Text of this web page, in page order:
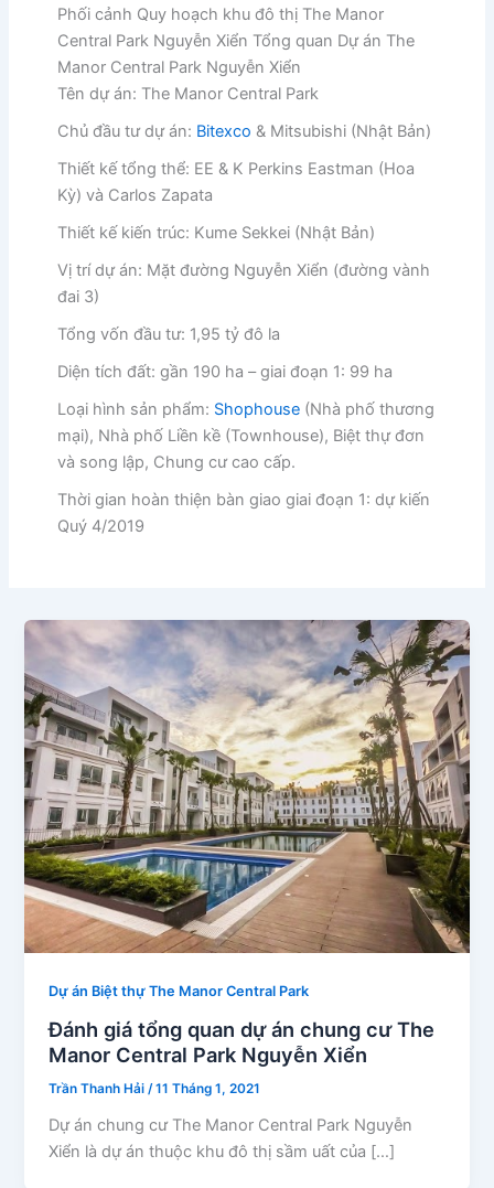
Phối cảnh Quy hoạch khu đô thị The Manor
Central Park Nguyễn Xiển Tổng quan Dự án The
Manor Central Park Nguyễn Xiển
Tên dự án: The Manor Central Park
Chủ đầu tư dự án: Bitexco & Mitsubishi (Nhật Bản)
Thiết kế tổng thể: EE & K Perkins Eastman (Hoa
Kỳ) và Carlos Zapata
Thiết kế kiến trúc: Kume Sekkei (Nhật Bản)
Vị trí dự án: Mặt đường Nguyễn Xiển (đường vành
đai 3)
Tổng vốn đầu tư: 1,95 tỷ đô la
Diện tích đất: gần 190 ha – giai đoạn 1: 99 ha
Loại hình sản phẩm: Shophouse(Nhà phố thương
mại), Nhà phố Liền kề (Townhouse), Biệt thự đơn
và song lập, Chung cư cao cấp.
Thời gian hoàn thiện bàn giao giai đoạn 1: dự kiến
Quý 4/2019
Dự án Biệt thự The Manor Central Park
Đánh giá tổng quan dự án chung cư The
Manor Central Park Nguyễn Xiển
Trần Thanh Hải/11 Tháng 1, 2021
Dự án chung cư The Manor Central Park Nguyễn
Xiển là dự án thuộc khu đô thị sầm uất của […]